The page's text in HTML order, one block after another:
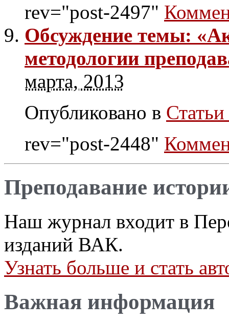
rev="post-2497"
Обсуждение темы:
методологии
марта, 2013
Опубликовано в
rev="post-2448"
Преподавание
Наш журнал входит в
изданий ВАК.
Узнать больше и стать
Важная информация